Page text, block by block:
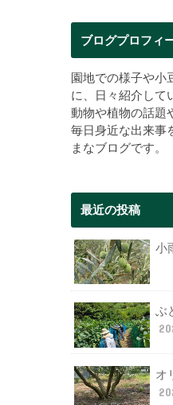
ブログプロフィ
園地での様子や小
に、日々紹介して
動物や植物の話題
毎日身近な出来事
まなブログです。
最近の投稿
小
ぶ
オ